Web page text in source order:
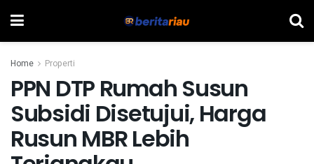
Home Properti
PPN DTP Rumah Susun
Subsidi Disetujui, Harga
Rusun MBR Lebih